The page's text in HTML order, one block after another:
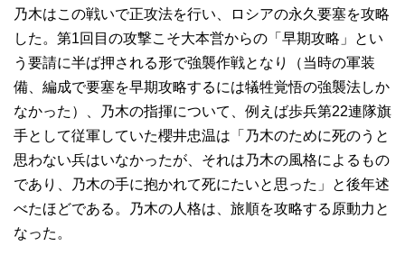
乃木はこの戦いで正攻法を行い、ロシアの永久要塞を攻略
した。第1回目の攻撃こそ大本営からの「早期攻略」とい
う要請に半ば押される形で強襲作戦となり（当時の軍装
備、編成で要塞を早期攻略するには犠牲覚悟の強襲法しか
なかった）、乃木の指揮について、例えば歩兵第22連隊旗
手として従軍していた櫻井忠温は「乃木のために死のうと
思わない兵はいなかったが、それは乃木の風格によるもの
であり、乃木の手に抱かれて死にたいと思った」と後年述
べたほどである。乃木の人格は、旅順を攻略する原動力と
なった。